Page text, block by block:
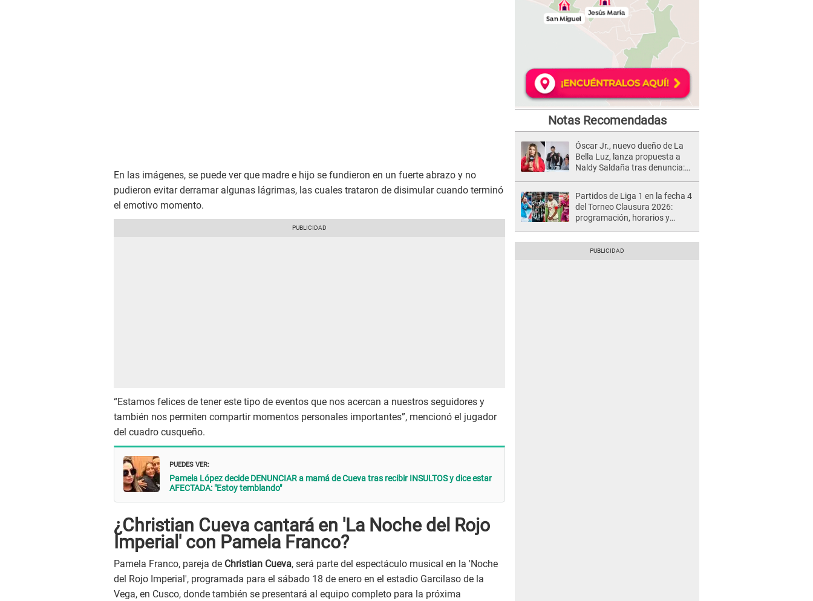
En las imágenes, se puede ver que madre e hijo se fundieron en un fuerte abrazo y no
pudieron evitar derramar algunas lágrimas, las cuales trataron de disimular cuando terminó
el emotivo momento.
“Estamos felices de tener este tipo de eventos que nos acercan a nuestros seguidores y
también nos permiten compartir momentos personales importantes”, mencionó el jugador
del cuadro cusqueño.
PUEDES VER:
Pamela López decide DENUNCIAR a mamá de Cueva tras recibir INSULTOS y dice estar
AFECTADA: "Estoy temblando"
¿Christian Cueva cantará en 'La Noche del Rojo
Imperial' con Pamela Franco?
Pamela Franco, pareja de Christian Cueva, será parte del espectáculo musical en la 'Noche
del Rojo Imperial', programada para el sábado 18 de enero en el estadio Garcilaso de la
Vega, en Cusco, donde también se presentará al equipo completo para la próxima
Notas Recomendadas
Óscar Jr., nuevo dueño de La
Bella Luz, lanza propuesta a
Naldy Saldaña tras denuncia:
Partidos de Liga 1 en la fecha 4
del Torneo Clausura 2026:
programación, horarios y